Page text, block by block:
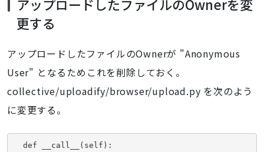
アップロードしたファイルのOwnerを変
更する
アップロードしたファイルのOwnerが "Anonymous
User" となるためこれを削除しておく。
collective/uploadify/browser/upload.py を次のよう
に変更する。
  def __call__(self):